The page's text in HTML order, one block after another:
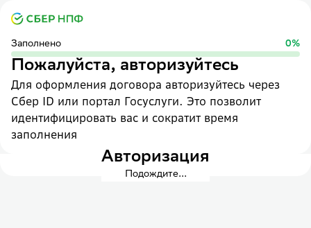
Заполнено 0%
Пожалуйста, авторизуйтесь
Для оформления договора авторизуйтесь через
Сбер ID или портал Госуслуги. Это позволит
идентифицировать вас и сократит время
заполнения
Авторизация
Подождите...